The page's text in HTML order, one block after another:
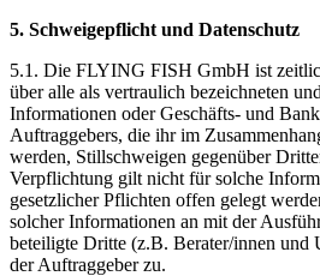
5. Schweigepflicht und Datenschutz
5.1. Die FLYING FISH GmbH ist
über alle als vertraulich bezeichneten
Informationen oder Geschäfts- und
Auftraggebers, die ihr im
werden, Stillschweigen gegenüber
Verpflichtung gilt nicht für solche
gesetzlicher Pflichten offen gelegt
solcher Informationen an mit der
beteiligte Dritte (z.B. Berater/innen und
der Auftraggeber zu.